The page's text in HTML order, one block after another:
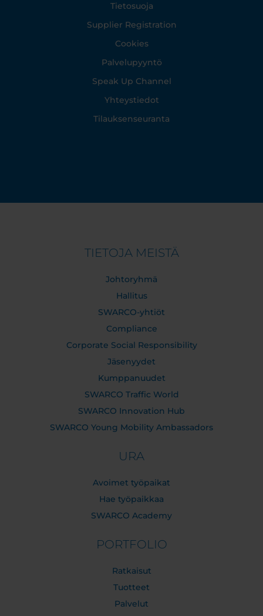
Tietosuoja
Supplier Registration
Cookies
Palvelupyyntö
Speak Up Channel
Yhteystiedot
Tilauksenseuranta
TIETOJA MEISTÄ
Johtoryhmä
Hallitus
SWARCO-yhtiöt
Compliance
Corporate Social Responsibility
Jäsenyydet
Kumppanuudet
SWARCO Traffic World
SWARCO Innovation Hub
SWARCO Young Mobility Ambassadors
URA
Avoimet työpaikat
Hae työpaikkaa
SWARCO Academy
PORTFOLIO
Ratkaisut
Tuotteet
Palvelut